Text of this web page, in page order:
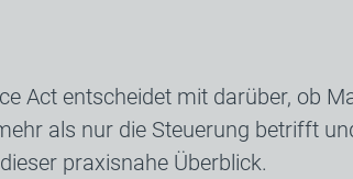
Act entscheidet mit darüber, ob
als nur die Steuerung betrifft
praxisnahe Überblick.